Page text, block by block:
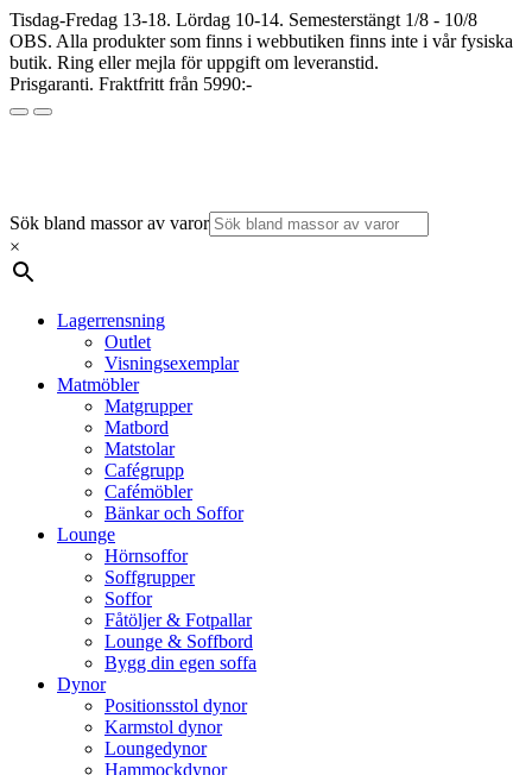
Tisdag-Fredag 13-18. Lördag 10-14. Semesterstängt 1/8 - 10/8
OBS. Alla produkter som finns i webbutiken finns inte i vår fysiska
butik. Ring eller mejla för uppgift om leveranstid.
Prisgaranti. Fraktfritt från 5990:-
Sök bland massor av varor
×
Lagerrensning
Outlet
Visningsexemplar
Matmöbler
Matgrupper
Matbord
Matstolar
Cafégrupp
Cafémöbler
Bänkar och Soffor
Lounge
Hörnsoffor
Soffgrupper
Soffor
Fåtöljer & Fotpallar
Lounge & Soffbord
Bygg din egen soffa
Dynor
Positionsstol dynor
Karmstol dynor
Loungedynor
Hammockdynor